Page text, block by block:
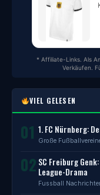
* Affiliate-Links. Als
Verkäufen.
VIEL GELESEN
01 1. FC Nürnberg:
Große
02 SC Freiburg
League-Drama
Fussball